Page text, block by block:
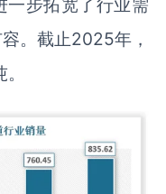
。截止2025年，